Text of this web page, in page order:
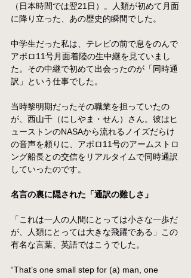
（日本時間では翌21日）。人類が初めて月面
に降り立った、あの歴史的瞬間でした。
中学生だった私は、テレビの前で息をのんで
アポロ11号月面着陸の生中継を見ていまし
た。その中継で初めて出会ったのが「同時通
訳」という仕事でした。
当時黎明期だったその職業を担っていたの
が、西山千（にしやま・せん）さん。彼はヒ
ューストンのNASAから流れるノイズだらけ
の音声を頼りに、アポロ11号のアームストロ
ング船長との交信をリアルタイムで同時通訳
していったのです。
名言の裏に隠された「通訳の難しさ」
「これは一人の人間にとっては小さな一歩だ
が、人類にとっては大きな飛躍である」この
有名な言葉、英語ではこうでした。
“That’s one small step for (a) man, one